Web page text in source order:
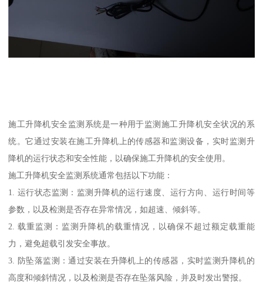
施工升降机安全监测系统是一种用于监测施工升降机安全状况的系
统。它通过安装在施工升降机上的传感器和监测设备，实时监测升
降机的运行状态和安全性能，以确保施工升降机的安全使用。
施工升降机安全监测系统通常包括以下功能：
1. 运行状态监测：监测升降机的运行速度、运行方向、运行时间等
参数，以及检测是否存在异常情况，如超速、倾斜等。
2. 载重监测：监测升降机的载重情况，以确保不超过额定载重能
力，避免超载引发安全事故。
3. 防坠落监测：通过安装在升降机上的传感器，实时监测升降机的
高度和倾斜情况，以及检测是否存在坠落风险，并及时发出警报。